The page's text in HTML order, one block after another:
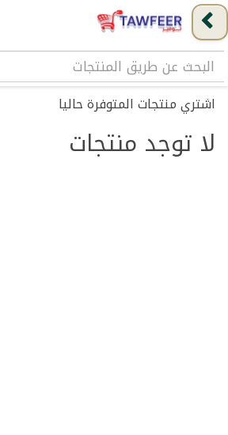
اشتري منتجات المتوفرة حاليا
لا توجد منتجات